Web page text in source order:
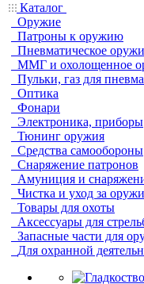
Каталог
Оружие
Патроны к оружию
Пневматическое
ММГ и охолощенное
Пульки, газ для
Оптика
Фонари
Электроника, приборы
Тюнинг оружия
Средства самообороны
Снаряжение патронов
Амуниция и
Чистка и уход за
Товары для охоты
Аксессуары для
Запасные части для
Для охранной